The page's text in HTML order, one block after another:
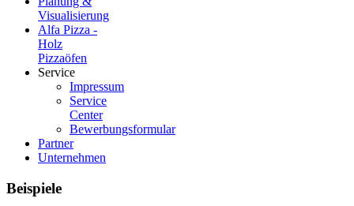
Visualisierung
Alfa Pizza -
Holz
Pizzaöfen
Service
Impressum
Service
Center
Bewerbungsformular
Partner
Unternehmen
Beispiele